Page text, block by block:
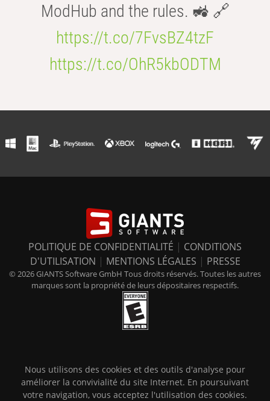
ModHub and the rules. 🚜 🔗
https://t.co/7FvsBZ4tzF
https://t.co/OhR5kbODTM
POLITIQUE DE CONFIDENTIALITÉ | CONDITIONS
D'UTILISATION | MENTIONS LÉGALES | PRESSE
© 2026 GIANTS Software GmbH Tous droits réservés. Toutes les autres
marques sont la propriété de leurs dépositaires respectifs.
Nous utilisons des cookies et des outils d'analyse pour
améliorer la convivialité du site Internet. En poursuivant
votre navigation, vous acceptez l'utilisation des cookies.